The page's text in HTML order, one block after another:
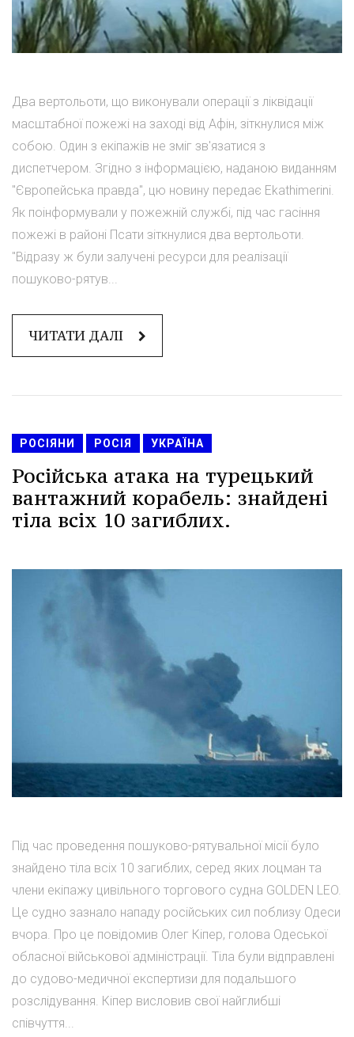
Два вертольоти, що виконували операції з ліквідації
масштабної пожежі на заході від Афін, зіткнулися між
собою. Один з екіпажів не зміг зв'язатися з
диспетчером. Згідно з інформацією, наданою виданням
"Європейська правда", цю новину передає Ekathimerini.
Як поінформували у пожежній службі, під час гасіння
пожежі в районі Псати зіткнулися два вертольоти.
"Відразу ж були залучені ресурси для реалізації
пошуково-рятув...
ЧИТАТИ ДАЛІ
РОСІЯНИ РОСІЯ УКРАЇНА
Російська атака на турецький
вантажний корабель: знайдені
тіла всіх 10 загиблих.
Під час проведення пошуково-рятувальної місії було
знайдено тіла всіх 10 загиблих, серед яких лоцман та
члени екіпажу цивільного торгового судна GOLDEN LEO.
Це судно зазнало нападу російських сил поблизу Одеси
вчора. Про це повідомив Олег Кіпер, голова Одеської
обласної військової адміністрації. Тіла були відправлені
до судово-медичної експертизи для подальшого
розслідування. Кіпер висловив свої найглибші
співчуття...